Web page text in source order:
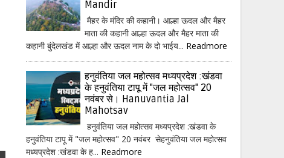
Mandir
मैहर के मंदिर की कहानी। आल्हा ऊदल और मैहर
माता की कहानी आल्हा ऊदल और मैहर माता की
कहानी बुंदेलखंड में आल्हा और ऊदल नाम के दो भाईय... Readmore
हनुवंतिया जल महोत्सव मध्यप्रदेश :खंडवा
के हनुवंतिया टापू में "जल महोत्सव" 20
नवंबर से। Hanuvantia Jal
Mahotsav
हनुवंतिया जल महोत्सव मध्यप्रदेश :खंडवा के
हनुवंतिया टापू में "जल महोत्सव" 20 नवंबर सेहनुवंतिया जल महोत्सव
मध्यप्रदेश :खंडवा के ह... Readmore